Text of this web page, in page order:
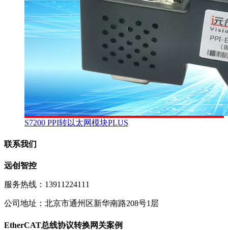
S7200 PPI转以太网模块PLUS
联系我们
远创智控
服务热线：13911224111
公司地址：北京市通州区新华南路208号1层
EtherCAT总线协议转换网关案例